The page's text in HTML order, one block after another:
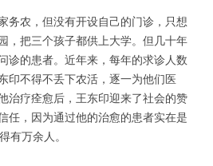
务农，但没有开设自己的门诊，只想
，把三个孩子都供上大学。但几十年
诊的患者。近年来，每年的求诊人数
印不得不丢下农活，逐一为他们医
治疗痊愈后，王东印迎来了社会的赞
任，因为通过他的治愈的患者实在是
有万余人。